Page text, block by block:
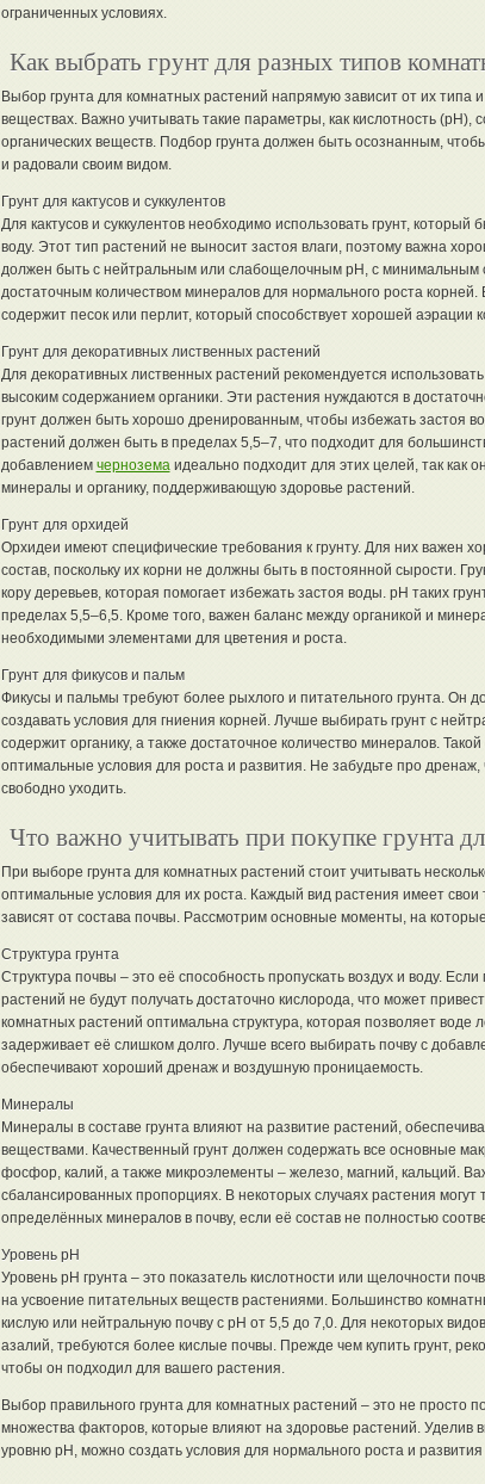
ограниченных условиях.
Как выбрать грунт для разных типов
Выбор грунта для комнатных растений напрямую зависит от их типа
веществах. Важно учитывать такие параметры, как кислотность (pH),
органических веществ. Подбор грунта должен быть осознанным,
и радовали своим видом.
Грунт для кактусов и суккулентов
Для кактусов и суккулентов необходимо использовать грунт,
воду. Этот тип растений не выносит застоя влаги, поэтому важна
должен быть с нейтральным или слабощелочным pH, с минимальным
достаточным количеством минералов для нормального роста корней.
содержит песок или перлит, который способствует хорошей аэрации
Грунт для декоративных лиственных растений
Для декоративных лиственных растений рекомендуется
высоким содержанием органики. Эти растения нуждаются в
грунт должен быть хорошо дренированным, чтобы избежать застоя
растений должен быть в пределах 5,5–7, что подходит для
добавлением черноземаидеально подходит для этих целей, так как
минералы и органику, поддерживающую здоровье растений.
Грунт для орхидей
Орхидеи имеют специфические требования к грунту. Для них важен
состав, поскольку их корни не должны быть в постоянной сырости.
кору деревьев, которая помогает избежать застоя воды. pH таких
пределах 5,5–6,5. Кроме того, важен баланс между органикой и
необходимыми элементами для цветения и роста.
Грунт для фикусов и пальм
Фикусы и пальмы требуют более рыхлого и питательного грунта. Он
создавать условия для гниения корней. Лучше выбирать грунт с
содержит органику, а также достаточное количество минералов.
оптимальные условия для роста и развития. Не забудьте про
свободно уходить.
Что важно учитывать при покупке грунта
При выборе грунта для комнатных растений стоит учитывать
оптимальные условия для их роста. Каждый вид растения имеет
зависят от состава почвы. Рассмотрим основные моменты, на
Структура грунта
Структура почвы – это её способность пропускать воздух и воду.
растений не будут получать достаточно кислорода, что может
комнатных растений оптимальна структура, которая позволяет воде
задерживает её слишком долго. Лучше всего выбирать почву с
обеспечивают хороший дренаж и воздушную проницаемость.
Минералы
Минералы в составе грунта влияют на развитие растений,
веществами. Качественный грунт должен содержать все основные
фосфор, калий, а также микроэлементы – железо, магний, кальций.
сбалансированных пропорциях. В некоторых случаях растения могут
определённых минералов в почву, если её состав не полностью
Уровень pH
Уровень pH грунта – это показатель кислотности или щелочности
на усвоение питательных веществ растениями. Большинство
кислую или нейтральную почву с pH от 5,5 до 7,0. Для некоторых
азалий, требуются более кислые почвы. Прежде чем купить грунт,
чтобы он подходил для вашего растения.
Выбор правильного грунта для комнатных растений – это не просто
множества факторов, которые влияют на здоровье растений. Уделив
уровню pH, можно создать условия для нормального роста и